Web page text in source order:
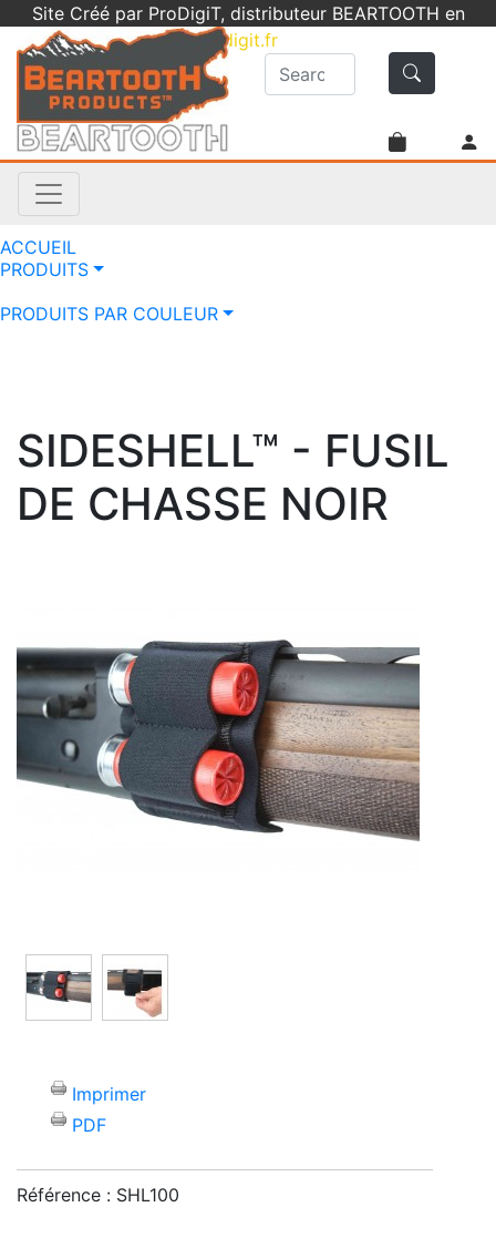
Site Créé par ProDigiT, distributeur BEARTOOTH en
France -info@prodigit.fr
ACCUEIL
PRODUITS
PRODUITS PAR COULEUR
SIDESHELL™ - FUSIL
DE CHASSE NOIR
Imprimer
PDF
Référence : SHL100